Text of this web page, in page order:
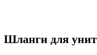
Шланги для